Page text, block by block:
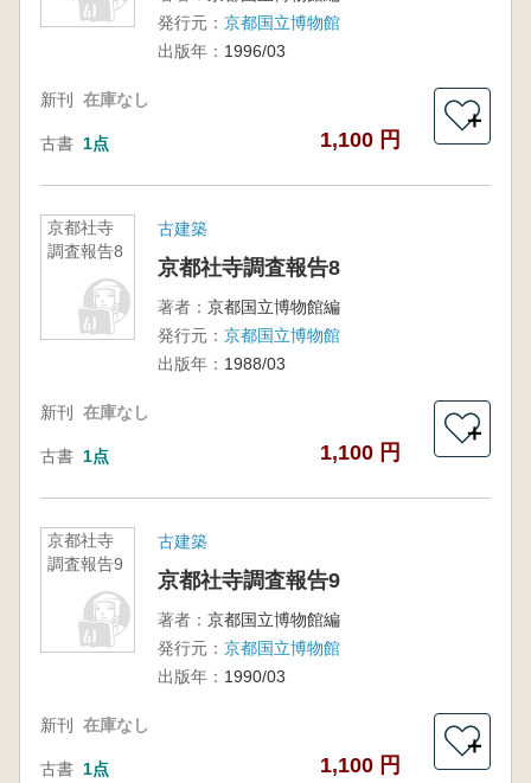
発行元： 京都国立博物館
出版年： 1996/03
新刊 在庫なし
古書 1点 1,100 円
＋
京都社寺
調査報告8
古建築
京都社寺調査報告8
著者： 京都国立博物館編
発行元： 京都国立博物館
出版年： 1988/03
新刊 在庫なし
古書 1点 1,100 円
＋
京都社寺
調査報告9
古建築
京都社寺調査報告9
著者： 京都国立博物館編
発行元： 京都国立博物館
出版年： 1990/03
新刊 在庫なし
古書 1点 1,100 円
＋